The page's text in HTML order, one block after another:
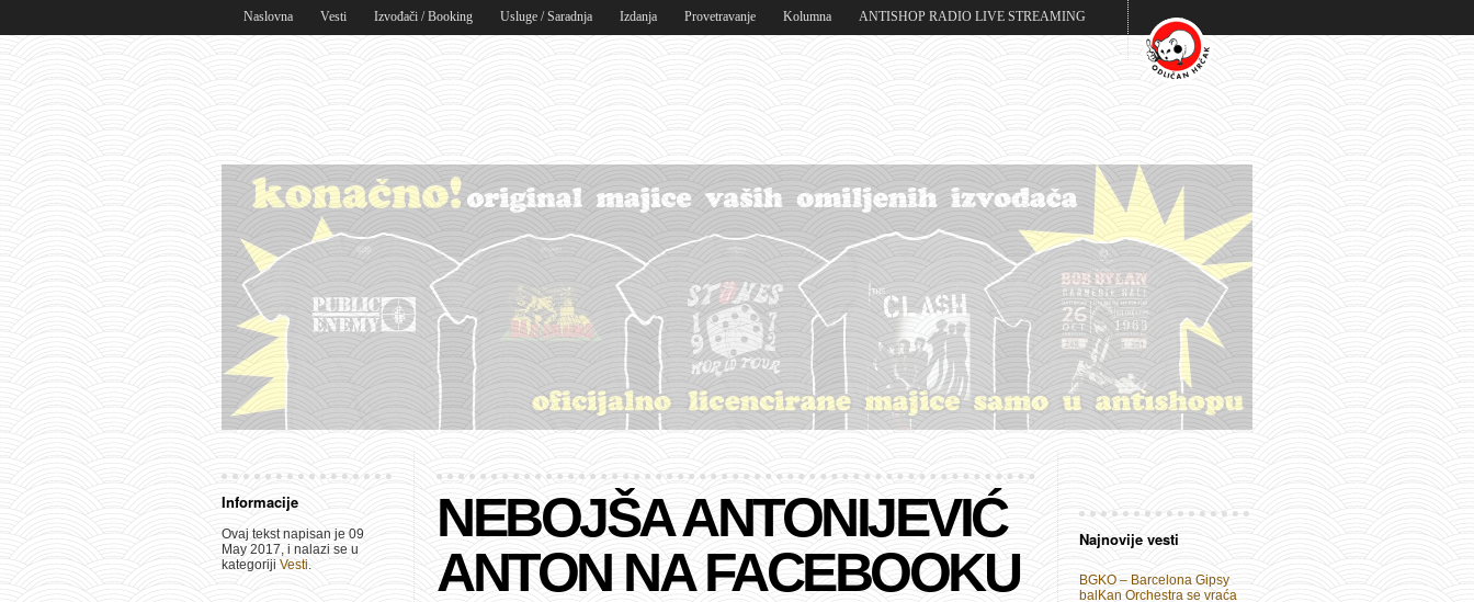
Naslovna Vesti Izvođači / Booking Usluge / Saradnja Izdanja Provetravanje Kolumna ANTISHOP RADIO LIVE STREAMING
Informacije
Ovaj tekst napisan je 09
May 2017, i nalazi se u
kategoriji Vesti.
NEBOJŠA ANTONIJEVIĆ
ANTON NA FACEBOOKU
Najnovije vesti
BGKO – Barcelona Gipsy
balKan Orchestra se vraća